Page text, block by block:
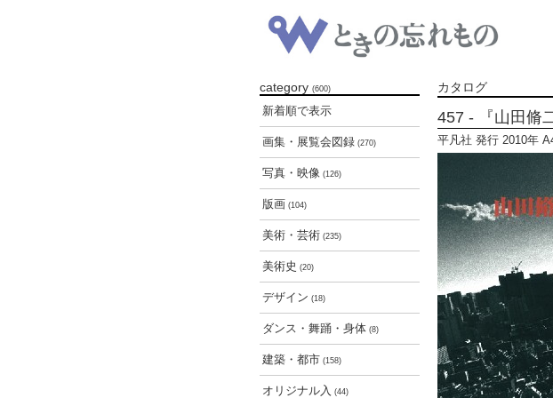
category (600)
新着順で表示
画集・展覧会図録 (270)
写真・映像 (126)
版画 (104)
美術・芸術 (235)
美術史 (20)
デザイン (18)
ダンス・舞踊・身体 (8)
建築・都市 (158)
オリジナル入 (44)
カタログ
457 - 『山田
平凡社 発行 2010年